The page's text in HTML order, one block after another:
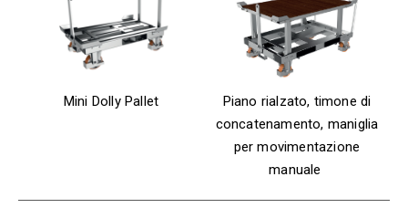
Mini Dolly Pallet
Piano rialzato, timone di
concatenamento, maniglia
per movimentazione
manuale